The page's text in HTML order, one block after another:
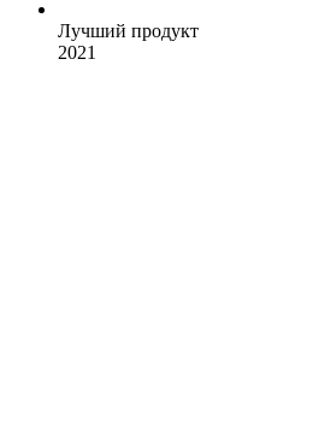
Лучший продукт
2021